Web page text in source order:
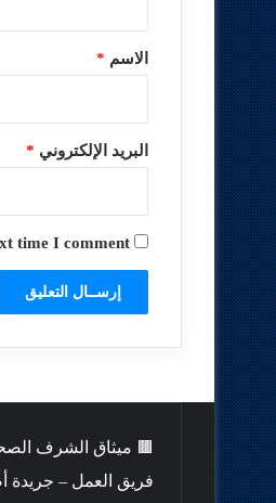
*الاسم *
البريد الإلكتروني *
time I comment.
🟫 ميثاق الشرف
فريق العمل – جريدة